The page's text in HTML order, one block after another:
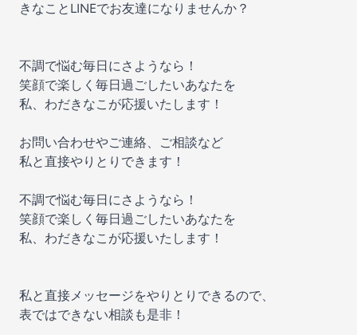
きなことLINEでお友達になりませんか？
不調で悩む毎日にさようなら！
笑顔で楽しく毎日過ごしたいあなたを
私、わだきなこが応援いたします！
お問い合わせやご連絡、ご相談など
私と直接やりとりできます！
不調で悩む毎日にさようなら！
笑顔で楽しく毎日過ごしたいあなたを
私、わだきなこが応援いたします！
私と直接メッセージをやりとりできるので、
表ではできない相談も是非！